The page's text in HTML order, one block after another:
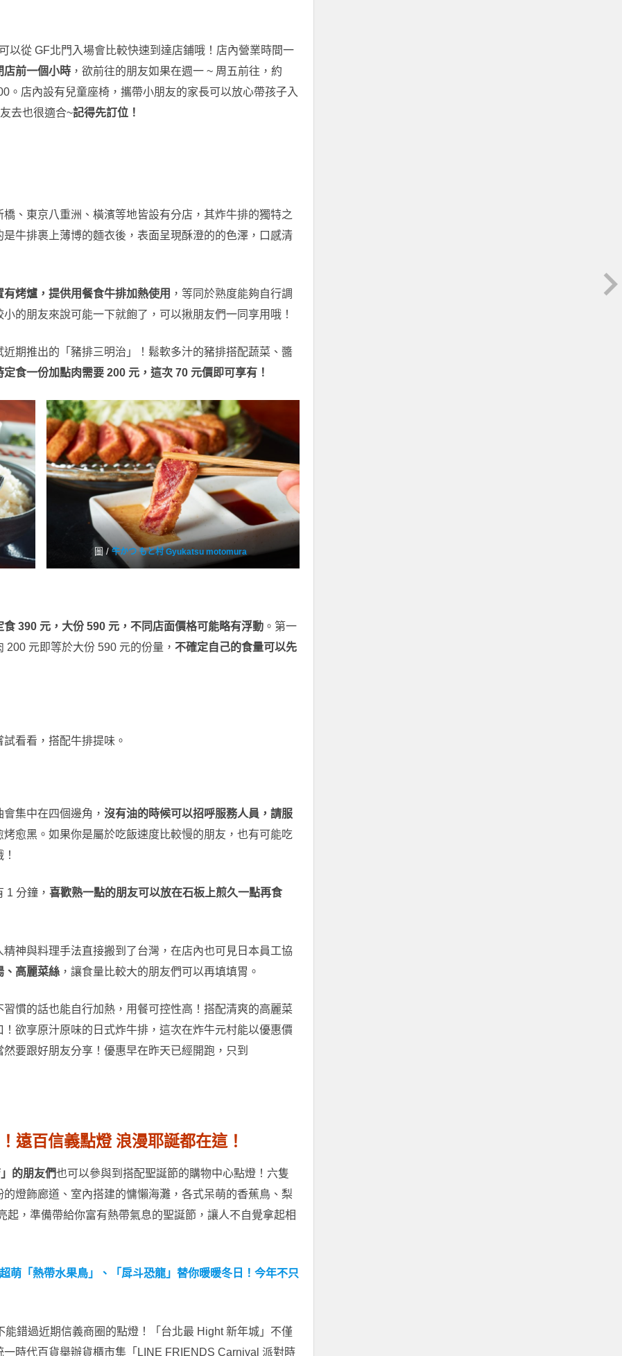
以從 GF北門入場會比較快速到達店鋪哦！店內營業時間一
店前一個小時 ，欲前往的朋友如果在週一 ~ 周五前往，約
。店內設有兒童座椅，攜帶小朋友的家長可以放心帶孩子入
去也很適合~記得先訂位！
、東京八重洲、橫濱等地皆設有分店，其炸牛排的獨特之
牛排裹上薄博的麵衣後，表面呈現酥澄的的色澤，口感清
有烤爐，提供用餐食牛排加熱使用 ，等同於熟度能夠自行調
的朋友來說可能一下就飽了，可以揪朋友們一同享用哦！
期推出的「豬排三明治」！鬆軟多汁的豬排搭配蔬菜、醬
定食一份加點肉需要 200 元，這次 70 元價即可享有！
圖 / 牛かつ もと村 Gyukatsu motomura
食 390 元，大份 590 元，不同店面價格可能略有浮動 。第一
元即等於大份 590 元的份量， 不確定自己的食量可以先
看看，搭配牛排提味。
集中在四個邊角， 沒有油的時候可以招呼服務人員，請服
烤愈黑。如果你是屬於吃飯速度比較慢的朋友，也有可能吃
1 分鐘， 喜歡熟一點的朋友可以放在石板上煎久一點再食
神與料理手法直接搬到了台灣，在店內也可見日本員工協
、高麗菜絲 ，讓食量比較大的朋友們可以再填填胃。
慣的話也能自行加熱，用餐可控性高！搭配清爽的高麗菜
欲享原汁原味的日式炸牛排，這次在炸牛元村能以優惠價
要跟好朋友分享！優惠早在昨天已經開跑，只到
遠百信義點燈 浪漫耶誕都在這！
的朋友們也可以參與到搭配聖誕節的購物中心點燈！六隻
燈飾廊道、室內搭建的慵懶海灘，各式呆萌的香蕉鳥、梨
起，準備帶給你富有熱帶氣息的聖誕節，讓人不自覺拿起相
萌「熱帶水果鳥」、「戽斗恐龍」替你暖暖冬日！今年不只
能錯過近期信義商圈的點燈！「台北最 Hight 新年城」不僅
時代百貨舉辦貨櫃市集「LINE FRIENDS Carnival 派對時